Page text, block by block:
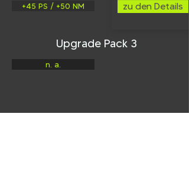
+45 PS / +50 NM zu den Details
Upgrade Pack 3
n. a.